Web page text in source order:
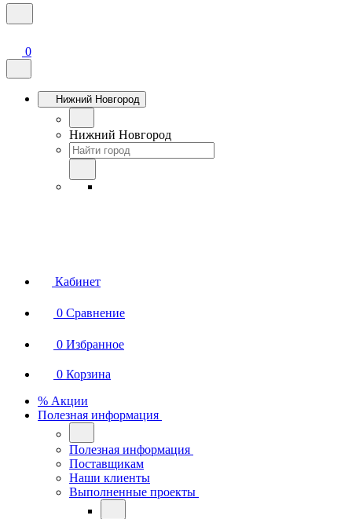
0
Нижний Новгород
Нижний Новгород
Кабинет
0 Сравнение
0 Избранное
0 Корзина
% Акции
Полезная информация
Полезная информация
Поставщикам
Наши клиенты
Выполненные проекты